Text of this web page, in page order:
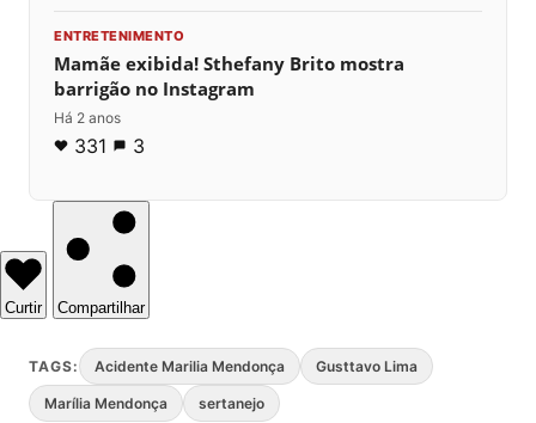
ENTRETENIMENTO
Mamãe exibida! Sthefany Brito mostra
barrigão no Instagram
Há 2 anos
331 3
Curtir Compartilhar
TAGS: Acidente Marilia Mendonça Gusttavo Lima
Marília Mendonça sertanejo